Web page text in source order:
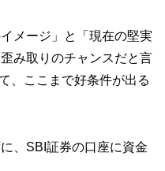
メージ」と「現在の堅実
み取りのチャンスだと言
、ここまで好条件が出る
、SBI証券の口座に資金